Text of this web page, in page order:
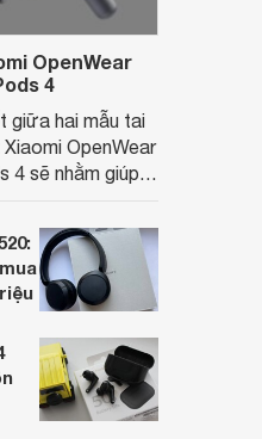
15PLB76
đ
bán
OpenWear
4
giữa hai mẫu tai
OpenWear
4 sẽ nhằm giúp
cá nhân. Cả
lượng cao,
khách hàng